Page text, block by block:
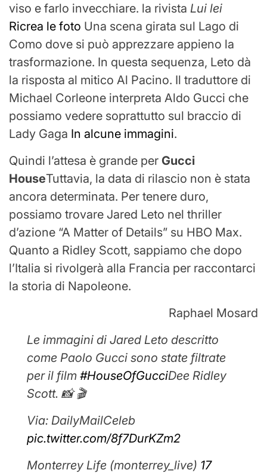
viso e farlo invecchiare. la rivista Lui lei
Ricrea le foto Una scena girata sul Lago di
Como dove si può apprezzare appieno la
trasformazione. In questa sequenza, Leto dà
la risposta al mitico Al Pacino. Il traduttore di
Michael Corleone interpreta Aldo Gucci che
possiamo vedere soprattutto sul braccio di
Lady Gaga In alcune immagini.
Quindi l’attesa è grande per Gucci
HouseTuttavia, la data di rilascio non è stata
ancora determinata. Per tenere duro,
possiamo trovare Jared Leto nel thriller
d’azione “A Matter of Details” su HBO Max.
Quanto a Ridley Scott, sappiamo che dopo
l’Italia si rivolgerà alla Francia per raccontarci
la storia di Napoleone.
Raphael Mosard
Le immagini di Jared Leto descritto
come Paolo Gucci sono state filtrate
per il film #HouseOfGucciDee Ridley
Scott. 📸 🎬
Via: DailyMailCeleb
pic.twitter.com/8f7DurKZm2
Monterrey Life (monterrey_live) 17